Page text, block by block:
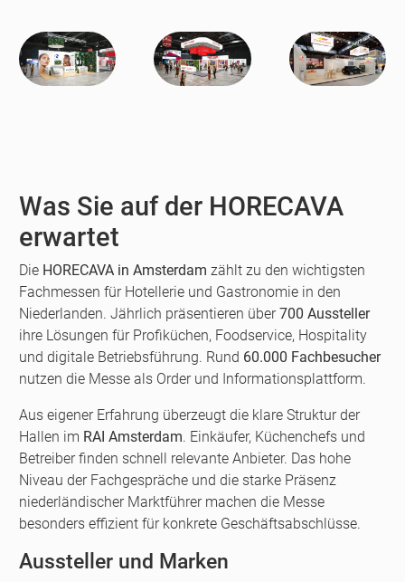
Was Sie auf der HORECAVA
erwartet
Die HORECAVA in Amsterdam zählt zu den wichtigsten
Fachmessen für Hotellerie und Gastronomie in den
Niederlanden. Jährlich präsentieren über700 Aussteller
ihre Lösungen für Profiküchen, Foodservice, Hospitality
und digitale Betriebsführung. Rund 60.000 Fachbesucher
nutzen die Messe als Order und Informationsplattform.
Aus eigener Erfahrung überzeugt die klare Struktur der
Hallen im RAI Amsterdam. Einkäufer, Küchenchefs und
Betreiber finden schnell relevante Anbieter. Das hohe
Niveau der Fachgespräche und die starke Präsenz
niederländischer Marktführer machen die Messe
besonders effizient für konkrete Geschäftsabschlüsse.
Aussteller und Marken